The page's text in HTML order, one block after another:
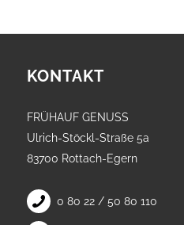
KONTAKT
FRÜHAUF GENUSS
Ulrich-Stöckl-Straße 5a
83700 Rottach-Egern
0 80 22 / 50 80 110